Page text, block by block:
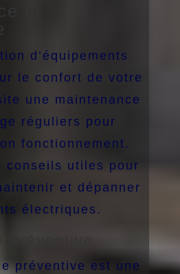
et
d’équipements
le confort de votre
une maintenance
réguliers pour
fonctionnement.
conseils utiles pour
et dépanner
électriques.
préventive est une